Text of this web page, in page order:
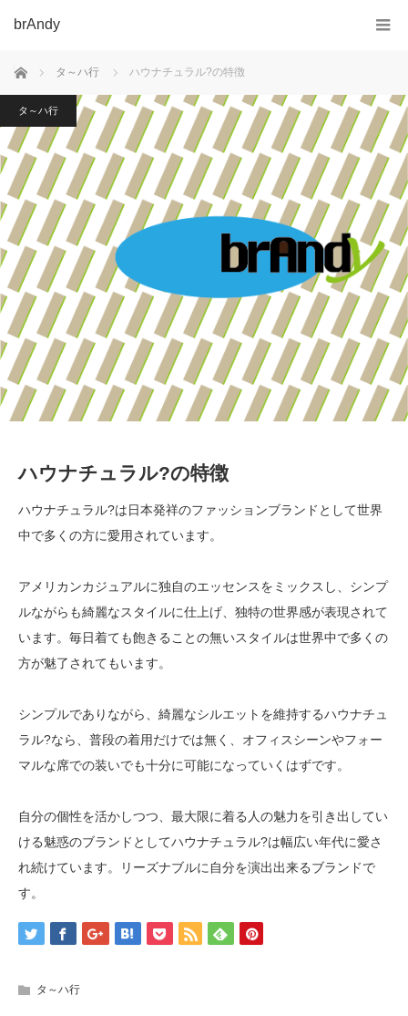
brAndy
ホーム タ～ハ行 ハウナチュラル?の特徴
タ～ハ行
ハウナチュラル?の特徴
ハウナチュラル?は日本発祥のファッションブランドとして世界
中で多くの方に愛用されています。
アメリカンカジュアルに独自のエッセンスをミックスし、シンプ
ルながらも綺麗なスタイルに仕上げ、独特の世界感が表現されて
います。毎日着ても飽きることの無いスタイルは世界中で多くの
方が魅了されてもいます。
シンプルでありながら、綺麗なシルエットを維持するハウナチュ
ラル?なら、普段の着用だけでは無く、オフィスシーンやフォー
マルな席での装いでも十分に可能になっていくはずです。
自分の個性を活かしつつ、最大限に着る人の魅力を引き出してい
ける魅惑のブランドとしてハウナチュラル?は幅広い年代に愛さ
れ続けています。リーズナブルに自分を演出出来るブランドで
す。
タ～ハ行